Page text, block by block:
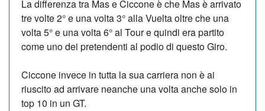
La differenza tra Mas e Ciccone è che Mas è arrivato
tre volte 2° e una volta 3° alla Vuelta oltre che una
volta 5° e una volta 6° al Tour e quindi era partito
come uno dei pretendenti al podio di questo Giro.
Ciccone invece in tutta la sua carriera non è ai
riuscito ad arrivare neanche una volta anche solo in
top 10 in un GT.